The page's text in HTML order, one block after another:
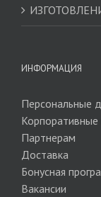
ИНФОРМАЦИЯ
Персональные
Партнерам
Доставка
Бонусная
Вакансии